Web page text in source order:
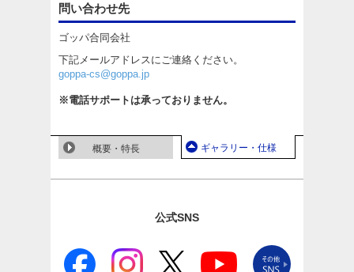
問い合わせ先
ゴッパ合同会社
下記メールアドレスにご連絡ください。
goppa-cs@goppa.jp
※電話サポートは承っておりません。
概要・特長 ギャラリー・仕様
公式SNS